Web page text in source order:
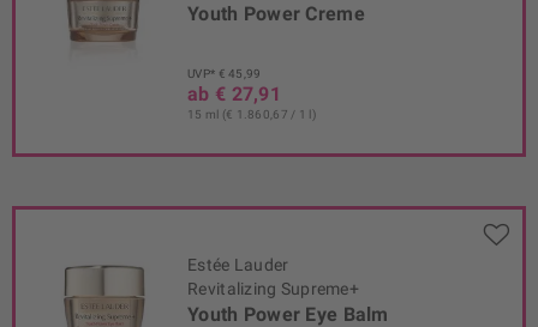
Youth Power Creme
UVP* € 45,99
ab € 27,91
15 ml (€ 1.860,67 / 1 l)
Estée Lauder
Revitalizing Supreme+
Youth Power Eye Balm